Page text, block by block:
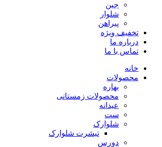
جین
شلوار
پیراهن
تخفیف ویژه
درباره ما
تماس با ما
خانه
محصولات
بهاره
محصولات زمستانی
عیدانه
ست
شلوارک
تیشرت شلوارک
دورس